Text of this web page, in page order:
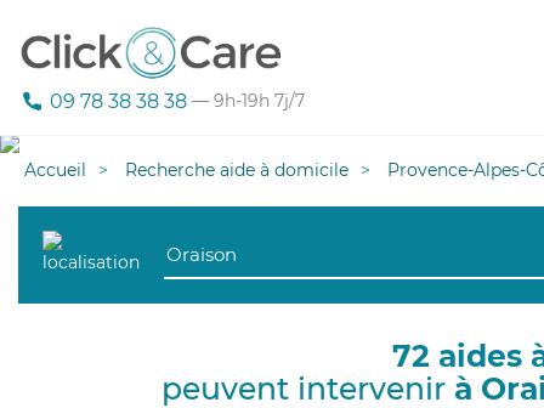
09 78 38 38 38 — 9h-19h 7j/7
Accueil Recherche aide à domicile Provence-Alpes-
72 aides
peuvent intervenir à